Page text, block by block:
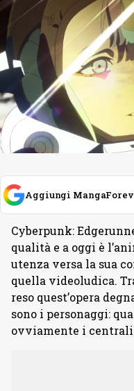
Aggiungi
Cyberpunk:
qualità e a oggi è
utenza versa la sua
quella videoludica.
reso quest’opera
sono i personaggi:
ovviamente i